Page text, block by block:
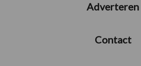
Adverteren
Contact